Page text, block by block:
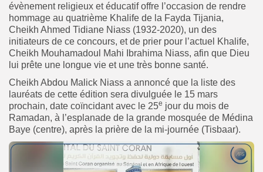
évènement religieux et éducatif offre l’occasion de rendre
hommage au quatrième Khalife de la Fayda Tijania,
Cheikh Ahmed Tidiane Niass (1932-2020), un des
initiateurs de ce concours, et de prier pour l’actuel Khalife,
Cheikh Mouhamadoul Mahi Ibrahima Niass, afin que Dieu
lui prête une longue vie et une très bonne santé.
Cheikh Abdou Malick Niass a annoncé que la liste des
lauréats de cette édition sera divulguée le 15 mars
prochain, date coïncidant avec le 25e jour du mois de
Ramadan, à l’esplanade de la grande mosquée de Médina
Baye (centre), après la prière de la mi-journée (Tisbaar).